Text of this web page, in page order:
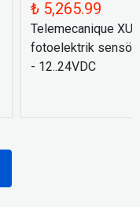
₺ 5,265.99
Telemecanique
fotoelektrik sensör
- 12..24VDC